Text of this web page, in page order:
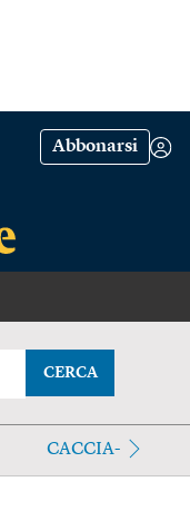
Abbonarsi
CERCA
CACCIA-